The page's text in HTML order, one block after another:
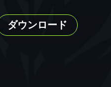
ダウンロード